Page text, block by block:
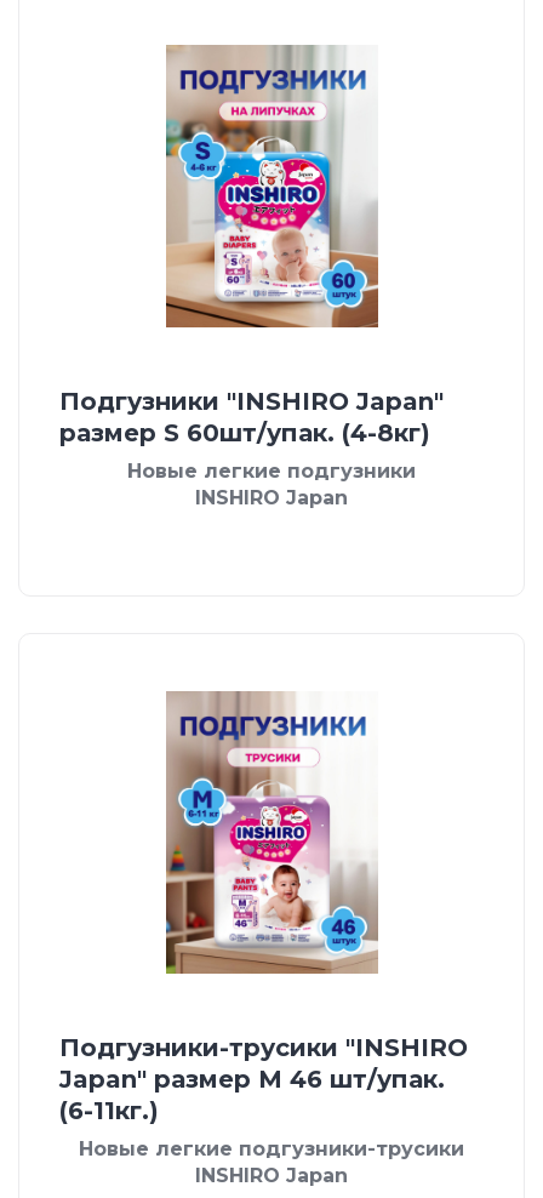
Подгузники "INSHIRO Japan"
размер S 60шт/упак. (4-8кг)
Новые легкие подгузники
INSHIRO Japan
Подгузники-трусики "INSHIRO
Japan" размер М 46 шт/упак.
(6-11кг.)
Новые легкие подгузники-трусики
INSHIRO Japan